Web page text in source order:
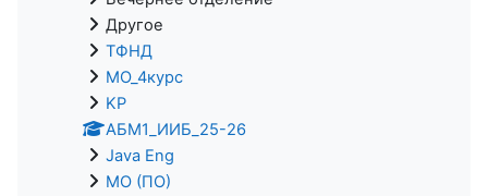
Другое
ТФНД
МО_4курс
KP
АБМ1_ИИБ_25-26
Java Eng
МО (ПО)